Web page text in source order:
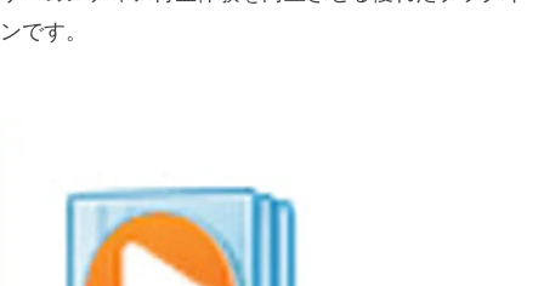
ンです。